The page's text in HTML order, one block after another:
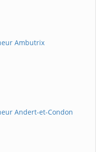
Ambutrix
Andert-et-Condon